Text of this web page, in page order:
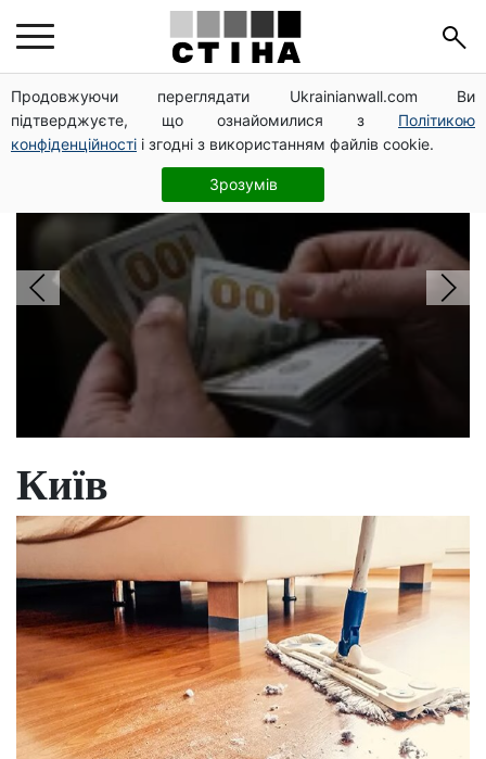
Продовжуючи переглядати Ukrainianwall.com Ви
підтверджуєте, що ознайомилися з Політикою
конфіденційності і згодні з використанням файлів cookie.
Зрозумів
Головні новини
Долар по 44,99 грн, євро — 51,98:
курс валют у банках 8 серпня
Київ